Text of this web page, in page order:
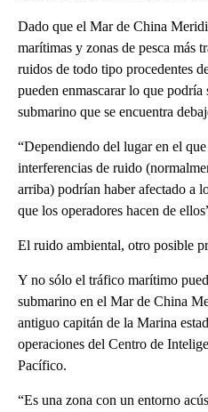
Dado que el Mar de China
marítimas y zonas de pesca más
ruidos de todo tipo procedentes
pueden enmascarar lo que
submarino que se encuentra
“Dependiendo del lugar en el
interferencias de ruido
arriba) podrían haber afectado a
que los operadores hacen de
El ruido ambiental, otro posible
Y no sólo el tráfico marítimo
submarino en el Mar de China
antiguo capitán de la Marina
operaciones del Centro de
Pacífico.
“Es una zona con un entorno